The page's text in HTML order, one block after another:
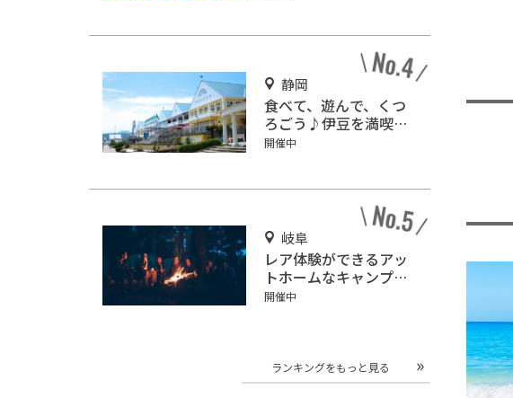
静岡
食べて、遊んで、くつ
ろごう♪伊豆を満喫
「伊東マリンタウン」
開催中
岐阜
レア体験ができるアッ
トホームなキャンプ場
「ネイチャーランドか
開催中
ランキングをもっと見る